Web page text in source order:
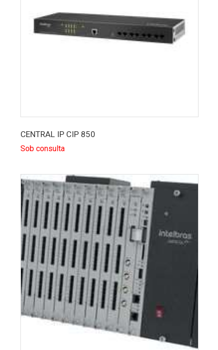
CENTRAL IP CIP 850
Sob consulta